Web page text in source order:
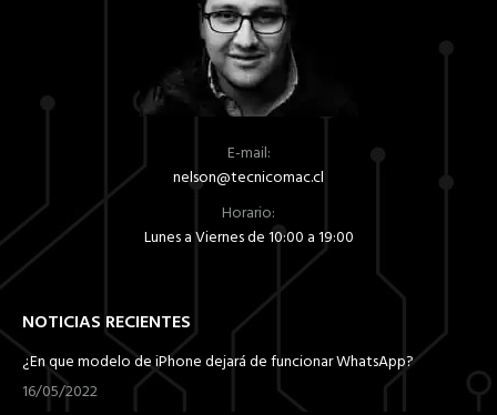
E-mail:
nelson@tecnicomac.cl
Horario:
Lunes a Viernes de 10:00 a 19:00
NOTICIAS RECIENTES
¿En que modelo de iPhone dejará de funcionar WhatsApp?
16/05/2022